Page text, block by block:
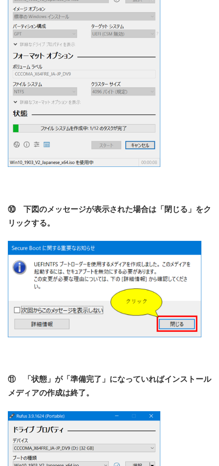
⑩ 下図のメッセージが表示された場合は「閉じる」をク
リックする。
⑪ 「状態」が「準備完了」になっていればインストール
メディアの作成は終了。